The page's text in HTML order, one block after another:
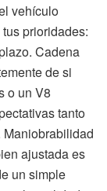
vehículo
prioridades:
Cadena
de si
o un V8
tanto
Maniobrabilidad
ajustada es
un simple